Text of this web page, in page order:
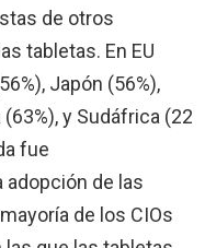
de otros
tabletas. En EU
Japón (56%),
y Sudáfrica (22
fue
de las
de los CIOs